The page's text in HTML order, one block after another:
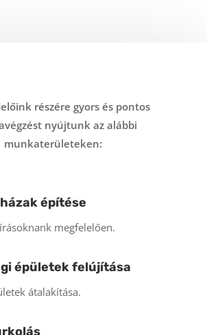
részére gyors és pontos
nyújtunk az alábbi
munkaterületeken:
építése
megfelelően.
épületek felújítása
átalakítása.